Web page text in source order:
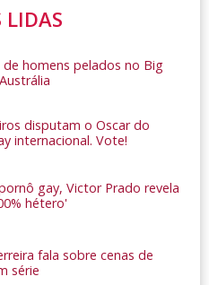
LIDAS
homens pelados no Big
disputam o Oscar do
internacional. Vote!
gay, Victor Prado revela
hétero'
fala sobre cenas de
série